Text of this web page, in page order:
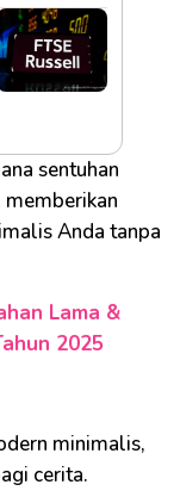
sentuhan
Anda tanpa
Lama &
2025
minimalis,
cerita.